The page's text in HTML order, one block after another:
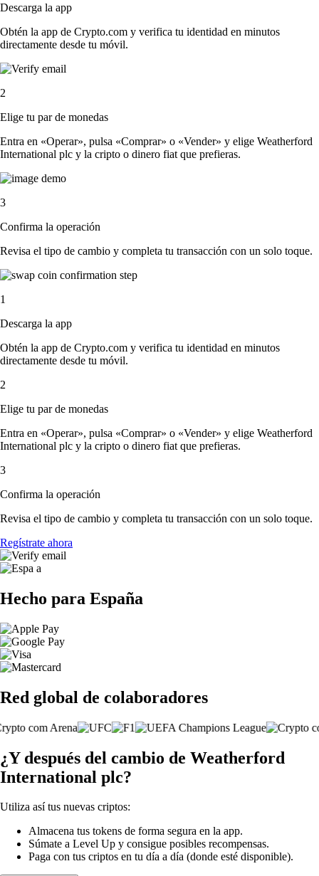
Descarga la app
Obtén la app de Crypto.com y verifica tu identidad en minutos
directamente desde tu móvil.
2
Elige tu par de monedas
Entra en «Operar», pulsa «Comprar» o «Vender» y elige Weatherford
International plc y la cripto o dinero fiat que prefieras.
3
Confirma la operación
Revisa el tipo de cambio y completa tu transacción con un solo toque.
1
Descarga la app
Obtén la app de Crypto.com y verifica tu identidad en minutos
directamente desde tu móvil.
2
Elige tu par de monedas
Entra en «Operar», pulsa «Comprar» o «Vender» y elige Weatherford
International plc y la cripto o dinero fiat que prefieras.
3
Confirma la operación
Revisa el tipo de cambio y completa tu transacción con un solo toque.
Regístrate ahora
Hecho para España
Red global de colaboradores
¿Y después del cambio de Weatherford
International plc?
Utiliza así tus nuevas criptos:
Almacena tus tokens de forma segura en la app.
Súmate a Level Up y consigue posibles recompensas.
Paga con tus criptos en tu día a día (donde esté disponible).